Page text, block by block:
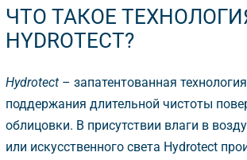
ЧТО ТАКОЕ
HYDROTECT?
Hydrotect – запатентованная
поддержания длительной чистоты
облицовки. В присутствии влаги в
или искусственного света Hydrotect